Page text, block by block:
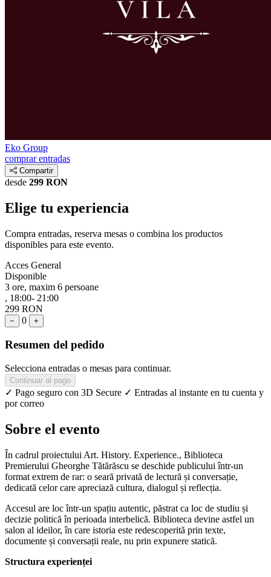
Eko Group
comprar entradas
Compartir
desde 299 RON
Elige tu experiencia
Compra entradas, reserva mesas o combina los productos
disponibles para este evento.
Acces General
Disponible
3 ore, maxim 6 persoane
, 18:00- 21:00
299 RON
− 0 +
Resumen del pedido
Selecciona entradas o mesas para continuar.
Continuar al pago
✓ Pago seguro con 3D Secure ✓ Entradas al instante en tu cuenta y
por correo
Sobre el evento
În cadrul proiectului Art. History. Experience., Biblioteca
Premierului Gheorghe Tătărăscu se deschide publicului într-un
format extrem de rar: o seară privată de lectură și conversație,
dedicată celor care apreciază cultura, dialogul și reflecția.
Accesul are loc într-un spațiu autentic, păstrat ca loc de studiu și
decizie politică în perioada interbelică. Biblioteca devine astfel un
salon al ideilor, în care istoria este redescoperită prin texte,
documente și conversații reale, nu prin expunere statică.
Structura experienței